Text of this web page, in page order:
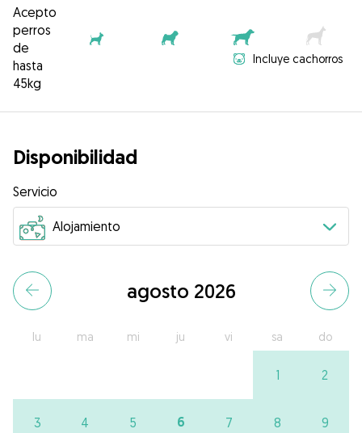
Acepto
perros
de
hasta
45kg
Incluye cachorros
Disponibilidad
Servicio
agosto 2026
lu ma mi ju vi sa do
1 2
3 4 5 6 7 8 9